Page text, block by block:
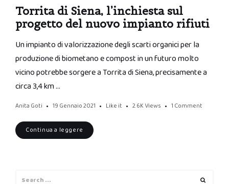
Torrita di Siena, l’inchiesta sul
progetto del nuovo impianto rifiuti
Un impianto di valorizzazione degli scarti organici per la
produzione di biometano e compost in un futuro molto
vicino potrebbe sorgere a Torrita di Siena, precisamente a
circa 3,4 km …
Anita Goti 19 Gennaio 2021 Like it 2.6K Views 1 Comment
Continua a leggere